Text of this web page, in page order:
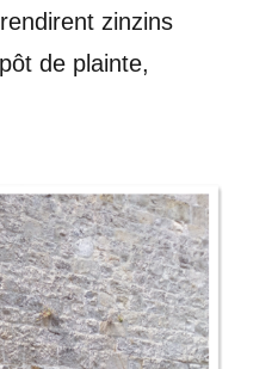
zinzins
de plainte,